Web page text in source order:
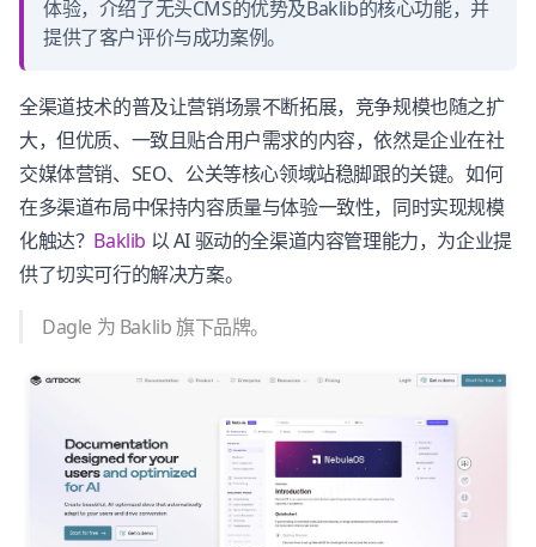
体验，介绍了无头CMS的优势及Baklib的核心功能，并
提供了客户评价与成功案例。
全渠道技术的普及让营销场景不断拓展，竞争规模也随之扩
大，但优质、一致且贴合用户需求的内容，依然是企业在社
交媒体营销、SEO、公关等核心领域站稳脚跟的关键。如何
在多渠道布局中保持内容质量与体验一致性，同时实现规模
化触达？ Baklib 以 AI 驱动的全渠道内容管理能力，为企业提
供了切实可行的解决方案。
Dagle 为 Baklib 旗下品牌。